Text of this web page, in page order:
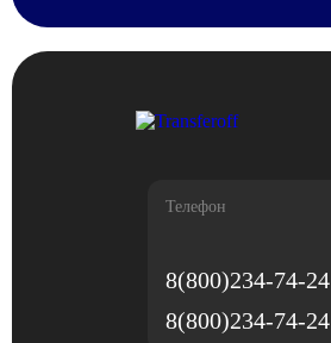
Телефон
8(800)234-74-24
8(800)234-74-24